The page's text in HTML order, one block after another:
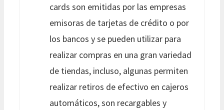
cards son emitidas por las empresas
emisoras de tarjetas de crédito o por
los bancos y se pueden utilizar para
realizar compras en una gran variedad
de tiendas, incluso, algunas permiten
realizar retiros de efectivo en cajeros
automáticos, son recargables y